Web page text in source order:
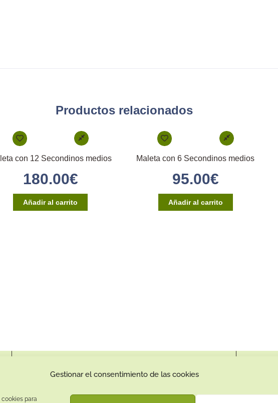
Gestionar el consentimiento de las cookies
para
Productos relacionados
con 12 Secondinos medios
180.00€
Añadir al carrito
Maleta con 6 Secondinos medios
95.00€
Añadir al carrito
Calle Pepe Jiménez 19, Rute, 14950 Códoba. España